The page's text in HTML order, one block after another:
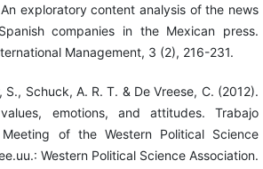
exploratory content analysis of the news
companies in the Mexican press.
Management, 3 (2), 216-231.
S., Schuck, A. R. T. & De Vreese, C. (2012).
emotions, and attitudes. Trabajo
of the Western Political Science
Western Political Science Association.